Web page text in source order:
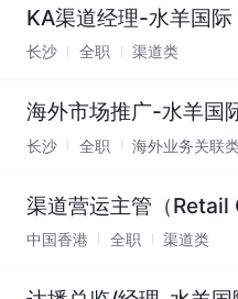
KA渠道经理-水羊国际
长沙 全职 渠道类
海外市场推广-水羊国
长沙 全职 海外业务关联
中国香港 全职 渠道类